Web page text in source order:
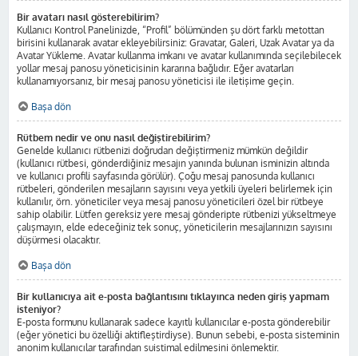
Bir avatarı nasıl gösterebilirim?
Kullanıcı Kontrol Panelinizde, “Profil” bölümünden şu dört farklı metottan
birisini kullanarak avatar ekleyebilirsiniz: Gravatar, Galeri, Uzak Avatar ya da
Avatar Yükleme. Avatar kullanma imkanı ve avatar kullanımında seçilebilecek
yollar mesaj panosu yöneticisinin kararına bağlıdır. Eğer avatarları
kullanamıyorsanız, bir mesaj panosu yöneticisi ile iletişime geçin.
Başa dön
Rütbem nedir ve onu nasıl değiştirebilirim?
Genelde kullanıcı rütbenizi doğrudan değiştirmeniz mümkün değildir
(kullanıcı rütbesi, gönderdiğiniz mesajın yanında bulunan isminizin altında
ve kullanıcı profili sayfasında görülür). Çoğu mesaj panosunda kullanıcı
rütbeleri, gönderilen mesajların sayısını veya yetkili üyeleri belirlemek için
kullanılır, örn. yöneticiler veya mesaj panosu yöneticileri özel bir rütbeye
sahip olabilir. Lütfen gereksiz yere mesaj gönderipte rütbenizi yükseltmeye
çalışmayın, elde edeceğiniz tek sonuç, yöneticilerin mesajlarınızın sayısını
düşürmesi olacaktır.
Başa dön
Bir kullanıcıya ait e-posta bağlantısını tıklayınca neden giriş yapmam
isteniyor?
E-posta formunu kullanarak sadece kayıtlı kullanıcılar e-posta gönderebilir
(eğer yönetici bu özelliği aktifleştirdiyse). Bunun sebebi, e-posta sisteminin
anonim kullanıcılar tarafından suistimal edilmesini önlemektir.